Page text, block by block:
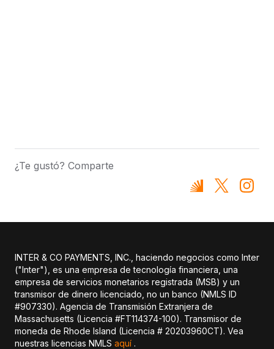
¿Te gustó? Comparte
INTER & CO PAYMENTS, INC., haciendo negocios como Inter
("Inter"), es una empresa de tecnología financiera, una
empresa de servicios monetarios registrada (MSB) y un
transmisor de dinero licenciado, no un banco (NMLS ID
#907330). Agencia de Transmisión Extranjera de
Massachusetts (Licencia #FT114374-100). Transmisor de
moneda de Rhode Island (Licencia # 20203960CT). Vea
nuestras licencias NMLS aquí .